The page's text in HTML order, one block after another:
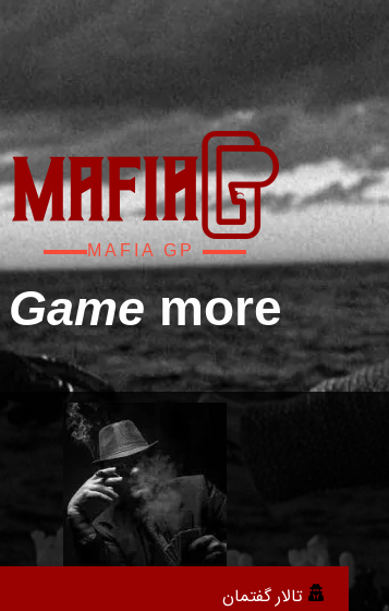
MAFIA GP
more
Game
تالار گفتمان